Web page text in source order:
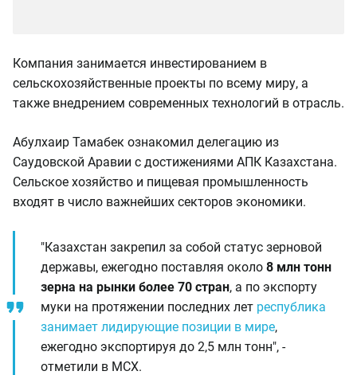
Компания занимается инвестированием в
сельскохозяйственные проекты по всему миру, а
также внедрением современных технологий в отрасль.
Абулхаир Тамабек ознакомил делегацию из
Саудовской Аравии с достижениями АПК Казахстана.
Сельское хозяйство и пищевая промышленность
входят в число важнейших секторов экономики.
"Казахстан закрепил за собой статус зерновой
державы, ежегодно поставляя около 8 млн тонн
зерна на рынки более 70 стран, а по экспорту
муки на протяжении последних лет республика
занимает лидирующие позиции в мире,
ежегодно экспортируя до 2,5 млн тонн", -
отметили в МСХ.